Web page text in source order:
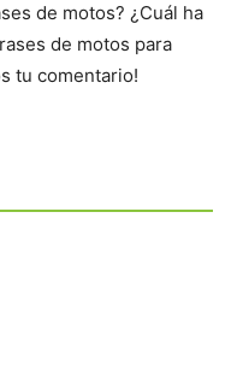
de motos? ¿Cuál ha
de motos para
tu comentario!